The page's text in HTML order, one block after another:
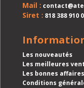
Mail :
Siret : 818 388 910
Les nouveautés
Les meilleures
Les bonnes affaires
Conditions